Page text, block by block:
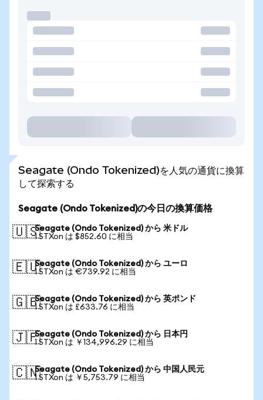
Seagate (Ondo Tokenized)を人気の通貨に換算
して探索する
Seagate (Ondo Tokenized)の今日の換算価格
🇺🇸Seagate (Ondo Tokenized) から 米ドル
1 STXon は $852.60 に相当
🇪🇺Seagate (Ondo Tokenized) から ユーロ
1 STXon は €739.92 に相当
🇬🇧Seagate (Ondo Tokenized) から 英ポンド
1 STXon は £633.76 に相当
🇯🇵Seagate (Ondo Tokenized) から 日本円
1 STXon は ￥134,996.29 に相当
🇨🇳Seagate (Ondo Tokenized) から 中国人民元
1 STXon は ￥5,753.79 に相当